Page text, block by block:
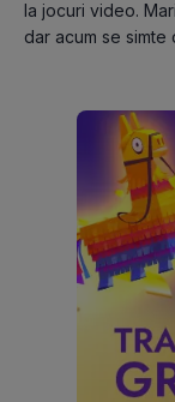
la jocuri video.
dar acum se simte